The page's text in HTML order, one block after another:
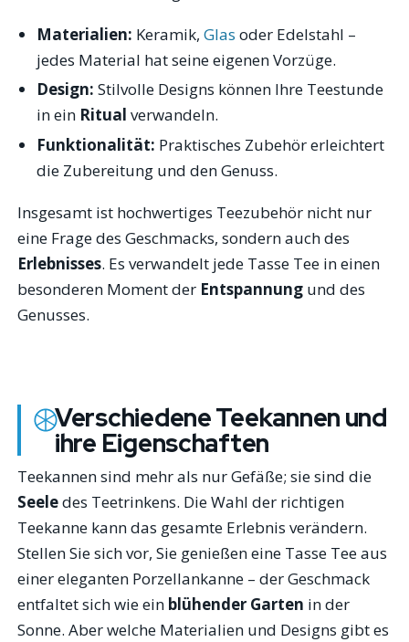
Materialien: Keramik, Glas oder Edelstahl –
jedes Material hat seine eigenen Vorzüge.
Design: Stilvolle Designs können Ihre Teestunde
in ein Ritual verwandeln.
Funktionalität: Praktisches Zubehör erleichtert
die Zubereitung und den Genuss.
Insgesamt ist hochwertiges Teezubehör nicht nur
eine Frage des Geschmacks, sondern auch des
Erlebnisses. Es verwandelt jede Tasse Tee in einen
besonderen Moment der Entspannung und des
Genusses.
Verschiedene Teekannen und
ihre Eigenschaften
Teekannen sind mehr als nur Gefäße; sie sind die
Seeledes Teetrinkens. Die Wahl der richtigen
Teekanne kann das gesamte Erlebnis verändern.
Stellen Sie sich vor, Sie genießen eine Tasse Tee aus
einer eleganten Porzellankanne – der Geschmack
entfaltet sich wie ein blühender Garten in der
Sonne. Aber welche Materialien und Designs gibt es